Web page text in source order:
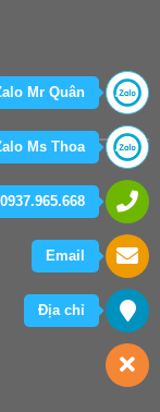
Mr Quân
Ms Thoa
Email
Địa chỉ